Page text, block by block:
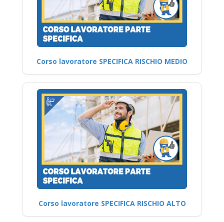
Corso lavoratore SPECIFICA RISCHIO MEDIO
Corso lavoratore SPECIFICA RISCHIO ALTO